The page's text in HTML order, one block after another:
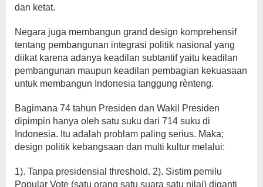
dan ketat.
Negara juga membangun grand design komprehensif
tentang pembangunan integrasi politik nasional yang
diikat karena adanya keadilan subtantif yaitu keadilan
pembangunan maupun keadilan pembagian kekuasaan
untuk membangun Indonesia tanggung rènteng.
Bagimana 74 tahun Presiden dan Wakil Presiden
dipimpin hanya oleh satu suku dari 714 suku di
Indonesia. Itu adalah problam paling serius. Maka;
design politik kebangsaan dan multi kultur melalui:
1). Tanpa presidensial threshold. 2). Sistim pemilu
Popular Vote (satu orang satu suara satu nilai) diganti